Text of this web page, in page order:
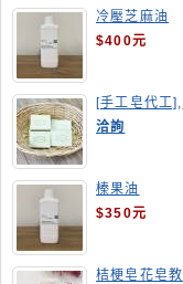
冷壓芝麻油
$400元
[手工皂代工],
酪梨手工皂
洽詢
榛果油
$350元
桔梗皂花皂教